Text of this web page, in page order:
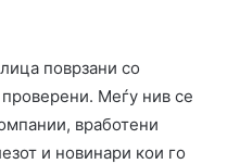
поврзани со
Меѓу нив се
вработени
и новинари кои го